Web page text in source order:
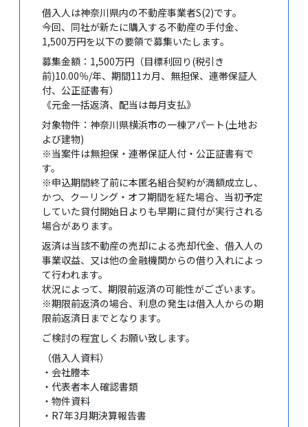
借入人は神奈川県内の不動産事業者S(2)です。
今回、同社が新たに購入する不動産の手付金、
1,500万円を以下の要領で募集いたします。
募集金額：1,500万円（目標利回り(税引き
前)10.00％/年、期間11カ月、無担保、連帯保証人
付、公正証書有）
《元金一括返済、配当は毎月支払》
対象物件：神奈川県横浜市の一棟アパート(土地お
よび建物)
※当案件は無担保・連帯保証人付・公正証書有で
す。
※申込期間終了前に本匿名組合契約が満額成立し、
かつ、クーリング・オフ期間を経た場合、当初予定
していた貸付開始日よりも早期に貸付が実行される
場合があります。
返済は当該不動産の売却による売却代金、借入人の
事業収益、又は他の金融機関からの借り入れによっ
て行われます。
状況によって、期限前返済の可能性がございます。
※期限前返済の場合、利息の発生は借入人からの期
限前返済日までとなります。
ご検討の程宜しくお願い致します。
（借入人資料）
・会社謄本
・代表者本人確認書類
・物件資料
・R7年3月期決算報告書